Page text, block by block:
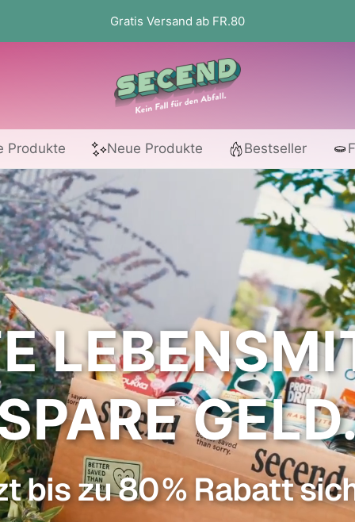
Gratis Versand ab FR.80
Secend.ch
Produkte Neue Produkte Bestseller
bis zu 80 % Rabatt